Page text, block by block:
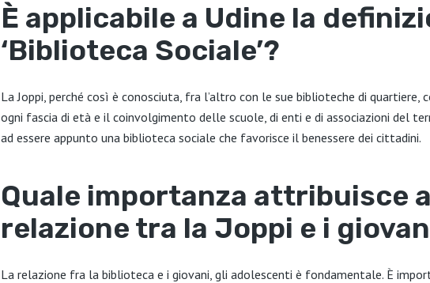
È applicabile a Udine la
‘Biblioteca Sociale’?
La Joppi, perché così è conosciuta, fra l’altro con le sue biblioteche di quartiere,
ogni fascia di età e il coinvolgimento delle scuole, di enti e di associazioni del
ad essere appunto una biblioteca sociale che favorisce il benessere dei cittadini.
Quale importanza attribuisce
relazione tra la Joppi e i
La relazione fra la biblioteca e i giovani, gli adolescenti è fondamentale. È